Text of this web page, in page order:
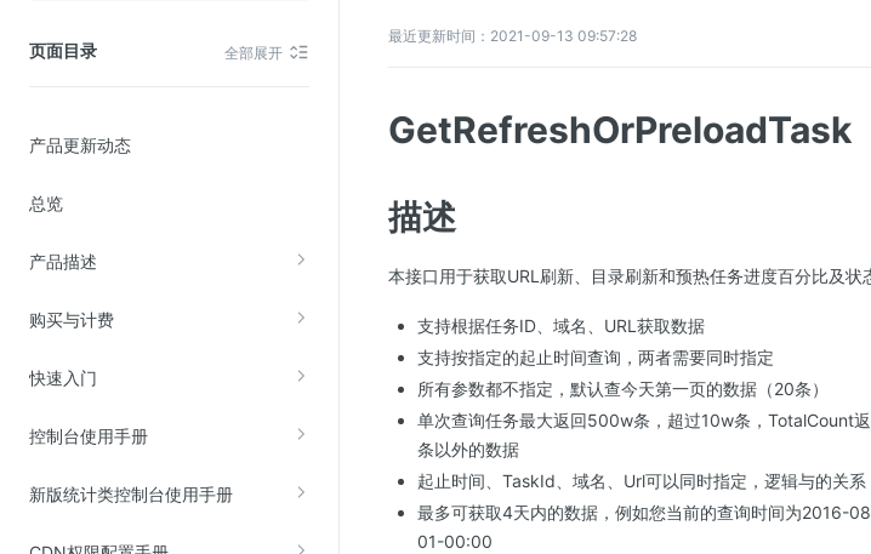
页面目录 全部展开
产品更新动态
总览
产品描述
购买与计费
快速入门
控制台使用手册
新版统计类控制台使用手册
云硬盘(EBS)
在线迁移服务
视频云服务
云直播(KLS)
边缘节点计算
最近更新时间：2021-09-13 09:57:28
GetRefreshOrPreloadTask
描述
本接口用于获取URL刷新、目录刷新和预热任务进度百分比及状
支持根据任务ID、域名、URL获取数据
支持按指定的起止时间查询，两者需要同时指定
所有参数都不指定，默认查今天第一页的数据（20条）
单次查询任务最大返回500w条，超过10w条，TotalCount
条以外的数据
起止时间、TaskId、域名、Url可以同时指定，逻辑与的关系
最多可获取4天内的数据，例如您当前的查询时间为2016-
01-00:00